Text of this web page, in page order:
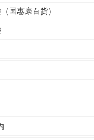
国惠康百货）